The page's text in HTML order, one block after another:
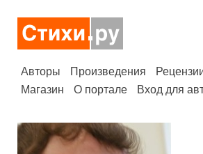
Авторы Произведения
Магазин
О портале Вход для